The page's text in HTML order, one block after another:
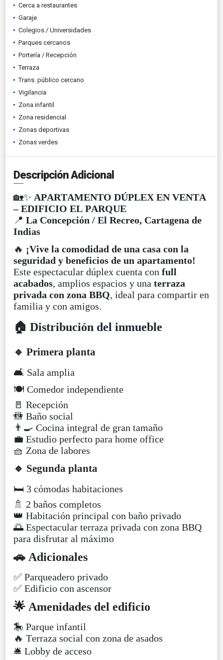
Cerca a restaurantes
Garaje
Colegios / Universidades
Parques cercanos
Portería / Recepción
Terraza
Trans. público cercano
Vigilancia
Zona infantil
Zona residencial
Zonas deportivas
Zonas verdes
Descripción Adicional
🏡✨ APARTAMENTO DÚPLEX EN VENTA
– EDIFICIO EL PARQUE
📍 La Concepción / El Recreo, Cartagena de
Indias
🔥 ¡Vive la comodidad de una casa con la
seguridad y beneficios de un apartamento!
Este espectacular dúplex cuenta con full
acabados, amplios espacios y una terraza
privada con zona BBQ, ideal para compartir en
familia y con amigos.
🏠 Distribución del inmueble
🔹 Primera planta
🛋️ Sala amplia
🍽️ Comedor independiente
🚪 Recepción
🚻 Baño social
👨‍🍳 Cocina integral de gran tamaño
💼 Estudio perfecto para home office
🧺 Zona de labores
🔹 Segunda planta
🛏️ 3 cómodas habitaciones
🚿 2 baños completos
👑 Habitación principal con baño privado
🌅 Espectacular terraza privada con zona BBQ
para disfrutar al máximo
🚗 Adicionales
✅ Parqueadero privado
✅ Edificio con ascensor
🌟 Amenidades del edificio
🎠 Parque infantil
🔥 Terraza social con zona de asados
🛎️ Lobby de acceso